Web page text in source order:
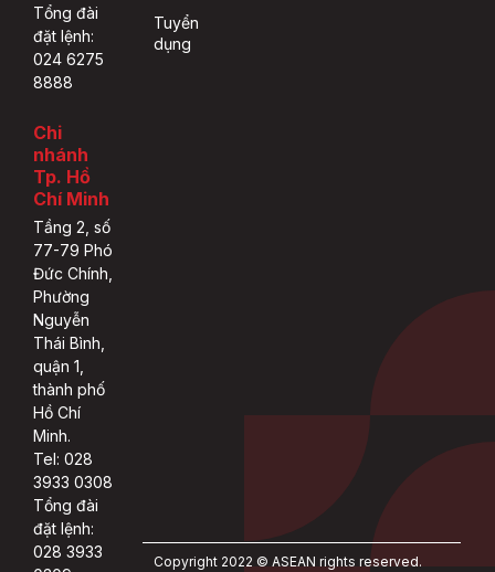
Tổng đài
đặt lệnh:
024 6275
8888
Chi
nhánh
Tp. Hồ
Chí Minh
Tầng 2, số
77-79 Phó
Đức Chính,
Phường
Nguyễn
Thái Bình,
quận 1,
thành phố
Hồ Chí
Minh.
Tel: 028
3933 0308
Tổng đài
đặt lệnh:
028 3933
Tuyển
dụng
Copyright 2022 © ASEAN rights reserved.